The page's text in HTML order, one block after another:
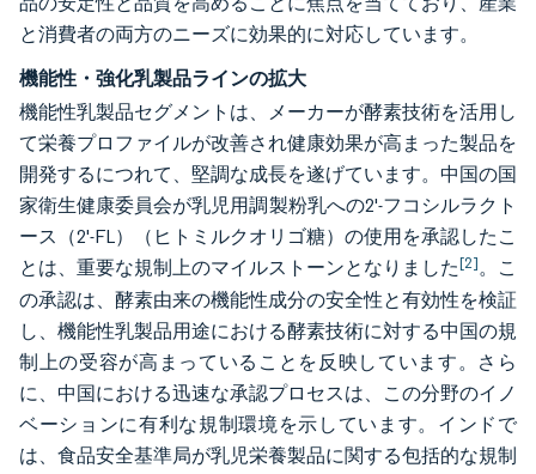
と消費者の両方のニーズに効果的に対応しています。
機能性・強化乳製品ラインの拡大
機能性乳製品セグメントは、メーカーが酵素技術を活用し
て栄養プロファイルが改善され健康効果が高まった製品を
開発するにつれて、堅調な成長を遂げています。中国の国
家衛生健康委員会が乳児用調製粉乳への2'-フコシルラクト
ース（2'-FL）（ヒトミルクオリゴ糖）の使用を承認したこ
とは、重要な規制上のマイルストーンとなりました[2]。こ
の承認は、酵素由来の機能性成分の安全性と有効性を検証
し、機能性乳製品用途における酵素技術に対する中国の規
制上の受容が高まっていることを反映しています。さら
に、中国における迅速な承認プロセスは、この分野のイノ
ベーションに有利な規制環境を示しています。インドで
は、食品安全基準局が乳児栄養製品に関する包括的な規制